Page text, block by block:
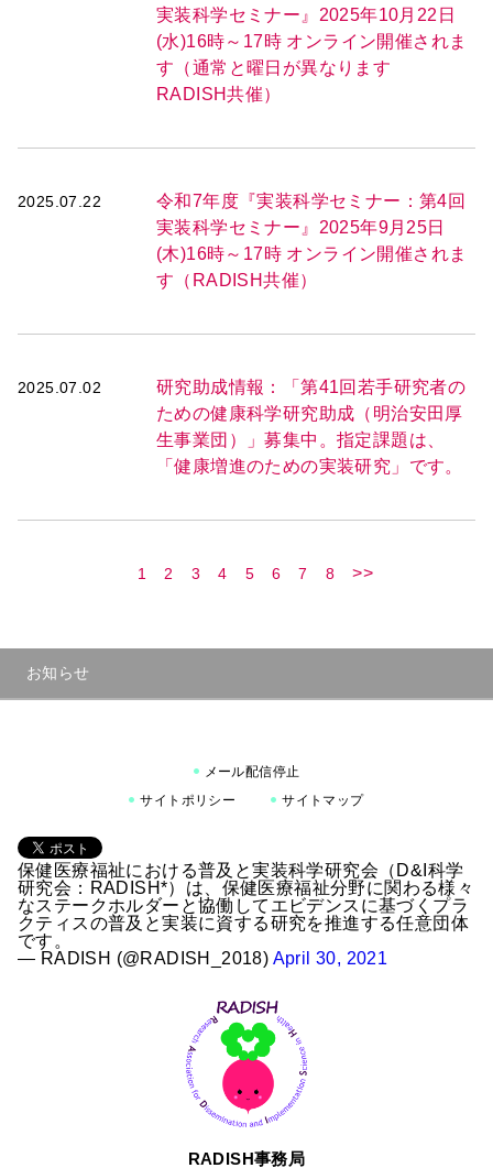
お知らせ
実装科学セミナー』2025年10月22日
(水)16時～17時 オンライン開催されま
す（通常と曜日が異なります
RADISH共催）
2025.07.22
令和7年度『実装科学セミナー：第4回
実装科学セミナー』2025年9月25日
(木)16時～17時 オンライン開催されま
す（RADISH共催）
2025.07.02
研究助成情報：「第41回若手研究者の
ための健康科学研究助成（明治安田厚
生事業団）」募集中。指定課題は、
「健康増進のための実装研究」です。
1 2 3 4 5 6 7 8 >>
メール配信停止
サイトポリシー
サイトマップ
保健医療福祉における普及と実装科学研究会（D&I科学
研究会：RADISH*）は、保健医療福祉分野に関わる様々
なステークホルダーと協働してエビデンスに基づくプラ
クティスの普及と実装に資する研究を推進する任意団体
です。
— RADISH (@RADISH_2018) April 30, 2021
RADISH事務局